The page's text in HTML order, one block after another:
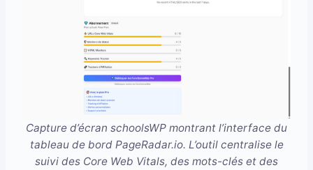
Capture d’écran schoolsWP montrant l’interface du
tableau de bord PageRadar.io. L’outil centralise le
suivi des Core Web Vitals, des mots-clés et des